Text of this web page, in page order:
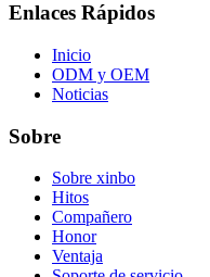
Enlaces Rápidos
Inicio
ODM y OEM
Noticias
Sobre
Sobre xinbo
Hitos
Compañero
Honor
Ventaja